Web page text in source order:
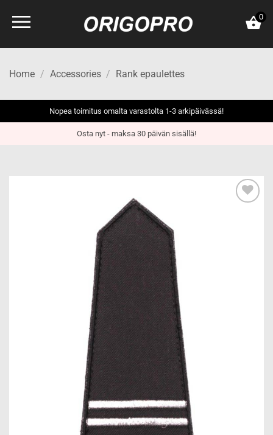
0
Home / Accessories / Rank epaulettes
Nopea toimitus omalta varastolta 1-3 arkipäivässä!
Osta nyt - maksa 30 päivän sisällä!